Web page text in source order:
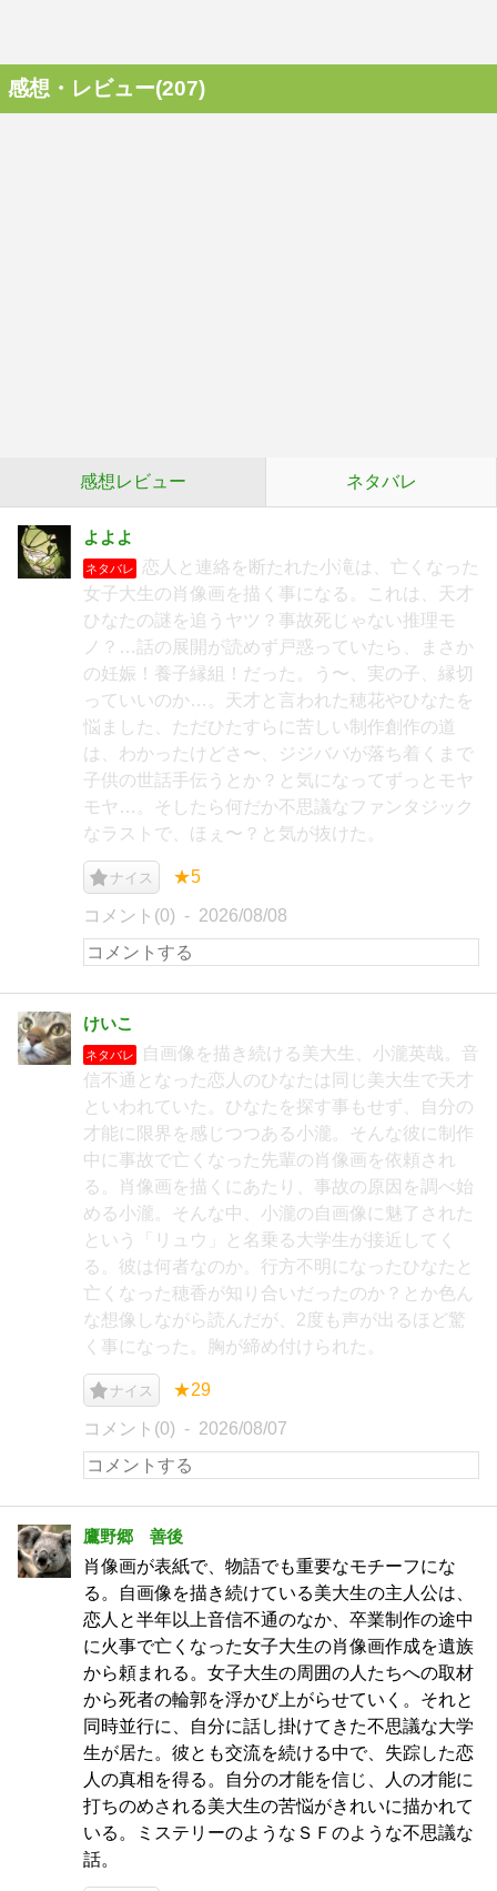
感想・レビュー(207)
感想レビュー ネタバレ
よよよ
ネタバレ
恋人と連絡を断たれた小滝は、亡くなった
女子大生の肖像画を描く事になる。これは、天才
ひなたの謎を追うヤツ？事故死じゃない推理モ
ノ？…話の展開が読めず戸惑っていたら、まさか
の妊娠！養子縁組！だった。う〜、実の子、縁切
っていいのか…。天才と言われた穂花やひなたを
悩ました、ただひたすらに苦しい制作創作の道
は、わかったけどさ〜、ジジババが落ち着くまで
子供の世話手伝うとか？と気になってずっとモヤ
モヤ…。そしたら何だか不思議なファンタジック
なラストで、ほぇ〜？と気が抜けた。
ナイス ★5
コメント(0) 2026/08/08
けいこ
ネタバレ
自画像を描き続ける美大生、小瀧英哉。音
信不通となった恋人のひなたは同じ美大生で天才
といわれていた。ひなたを探す事もせず、自分の
才能に限界を感じつつある小瀧。そんな彼に制作
中に事故で亡くなった先輩の肖像画を依頼され
る。肖像画を描くにあたり、事故の原因を調べ始
める小瀧。そんな中、小瀧の自画像に魅了された
という「リュウ」と名乗る大学生が接近してく
る。彼は何者なのか。行方不明になったひなたと
亡くなった穂香が知り合いだったのか？とか色ん
な想像しながら読んだが、2度も声が出るほど驚
く事になった。胸が締め付けられた。
ナイス ★29
コメント(0) 2026/08/07
鷹野郷 善後
肖像画が表紙で、物語でも重要なモチーフにな
る。自画像を描き続けている美大生の主人公は、
恋人と半年以上音信不通のなか、卒業制作の途中
に火事で亡くなった女子大生の肖像画作成を遺族
から頼まれる。女子大生の周囲の人たちへの取材
から死者の輪郭を浮かび上がらせていく。それと
同時並行に、自分に話し掛けてきた不思議な大学
生が居た。彼とも交流を続ける中で、失踪した恋
人の真相を得る。自分の才能を信じ、人の才能に
打ちのめされる美大生の苦悩がきれいに描かれて
いる。ミステリーのようなＳＦのような不思議な
話。